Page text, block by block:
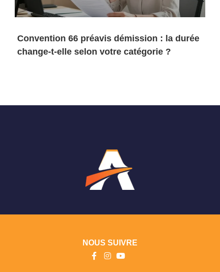
Convention 66 préavis démission : la durée
change-t-elle selon votre catégorie ?
NOUS SUIVRE